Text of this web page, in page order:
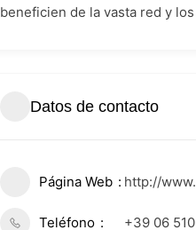
beneficien de la vasta red y
Datos de contacto
Página Web http://
Teléfono +39 06